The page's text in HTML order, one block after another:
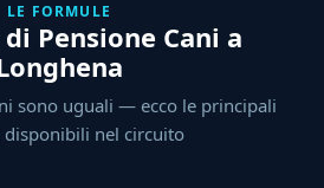
LE FORMULE
Pensione Cani a
sono uguali — ecco le principali
nel circuito